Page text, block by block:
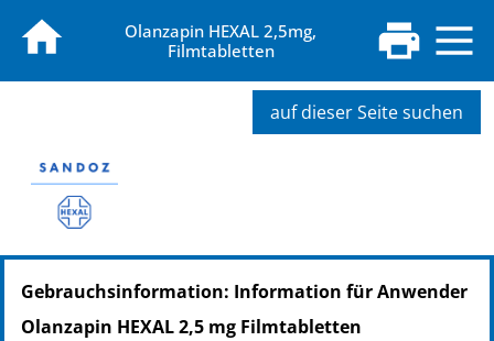
Olanzapin HEXAL 2,5mg,
Filmtabletten
auf dieser Seite suchen
PZN: 08877412
PPN: 110887741288
NTIN: 04150088774129
Gebrauchsinformation: Information für Anwender
Olanzapin HEXAL 2,5 mg Filmtabletten